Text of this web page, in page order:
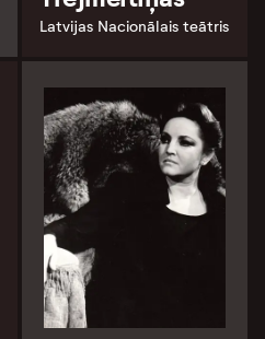
Latvijas Nacionālais teātris